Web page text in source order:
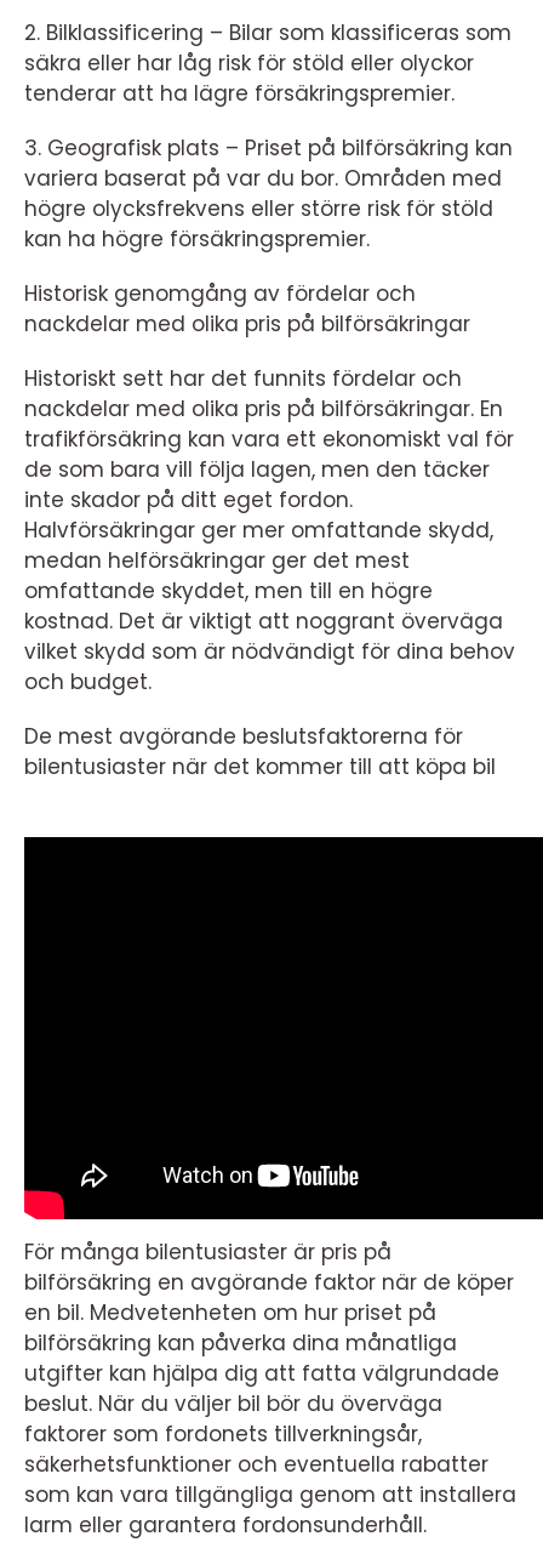
2. Bilklassificering – Bilar som klassificeras som
säkra eller har låg risk för stöld eller olyckor
tenderar att ha lägre försäkringspremier.
3. Geografisk plats – Priset på bilförsäkring kan
variera baserat på var du bor. Områden med
högre olycksfrekvens eller större risk för stöld
kan ha högre försäkringspremier.
Historisk genomgång av fördelar och
nackdelar med olika pris på bilförsäkringar
Historiskt sett har det funnits fördelar och
nackdelar med olika pris på bilförsäkringar. En
trafikförsäkring kan vara ett ekonomiskt val för
de som bara vill följa lagen, men den täcker
inte skador på ditt eget fordon.
Halvförsäkringar ger mer omfattande skydd,
medan helförsäkringar ger det mest
omfattande skyddet, men till en högre
kostnad. Det är viktigt att noggrant överväga
vilket skydd som är nödvändigt för dina behov
och budget.
De mest avgörande beslutsfaktorerna för
bilentusiaster när det kommer till att köpa bil
För många bilentusiaster är pris på
bilförsäkring en avgörande faktor när de köper
en bil. Medvetenheten om hur priset på
bilförsäkring kan påverka dina månatliga
utgifter kan hjälpa dig att fatta välgrundade
beslut. När du väljer bil bör du överväga
faktorer som fordonets tillverkningsår,
säkerhetsfunktioner och eventuella rabatter
som kan vara tillgängliga genom att installera
larm eller garantera fordonsunderhåll.